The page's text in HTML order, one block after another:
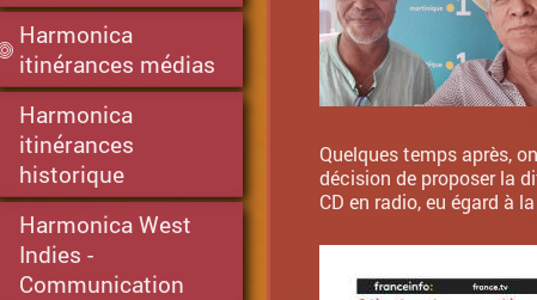
Harmonica
itinérances médias
Harmonica
itinérances
historique
Harmonica West
Indies -
Communication
Quelques temps après,
décision de proposer la
CD en radio, eu égard à